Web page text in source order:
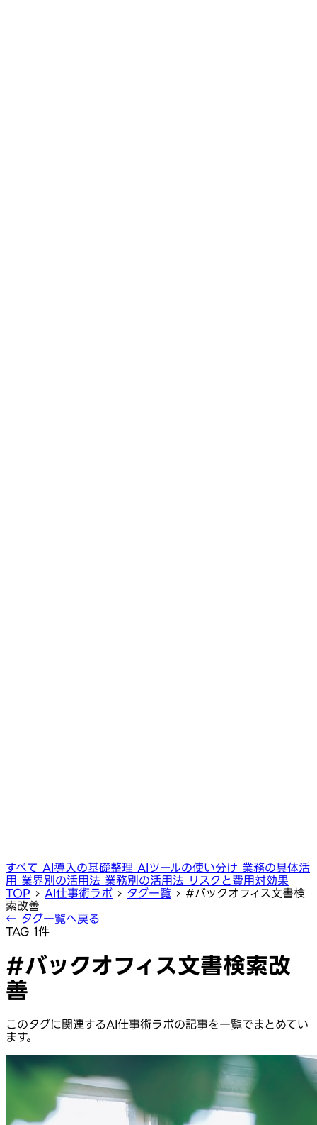
すべて AI導入の基礎整理 AIツールの使い分け 業務の具体活
用 業界別の活用法 業務別の活用法 リスクと費用対効果
TOP › AI仕事術ラボ › タグ一覧 › #バックオフィス文書検
索改善
← タグ一覧へ戻る
TAG 1件
#バックオフィス文書検索改
善
このタグに関連するAI仕事術ラボの記事を一覧でまとめてい
ます。